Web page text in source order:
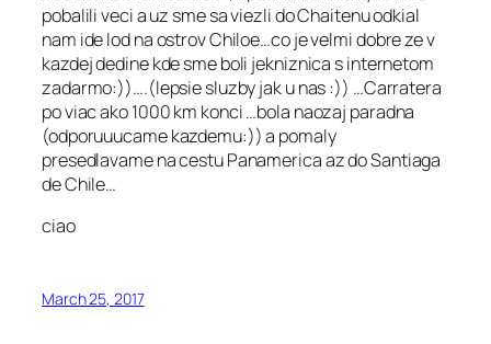
pobalili veci a uz sme sa viezli do Chaitenu odkial
nam ide lod na ostrov Chiloe…co je velmi dobre ze v
kazdej dedine kde sme boli jekniznica s internetom
zadarmo:))….(lepsie sluzby jak u nas :)) …Carratera
po viac ako 1000 km konci …bola naozaj paradna
(odporuuucame kazdemu:)) a pomaly
presedlavame na cestu Panamerica az do Santiaga
de Chile…
ciao
March 25, 2017